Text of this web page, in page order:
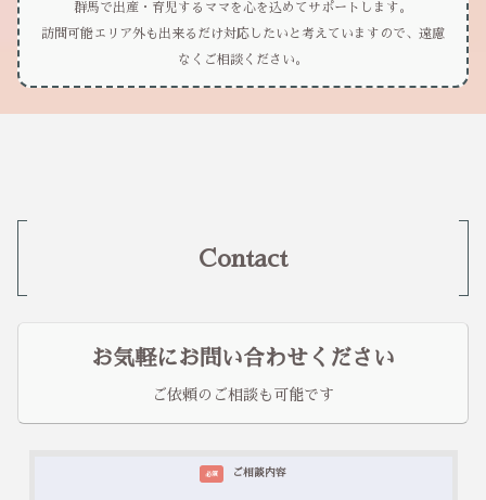
群馬で出産・育児するママを心を込めてサポートします。
訪問可能エリア外も出来るだけ対応したいと考えていますので、遠慮
なくご相談ください。
Contact
お気軽にお問い合わせください
ご依頼のご相談も可能です
必須 ご相談内容